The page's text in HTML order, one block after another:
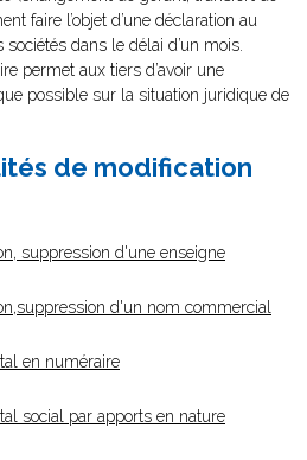
faire l’objet d’une déclaration au
dans le délai d’un mois.
permet aux tiers d’avoir une
possible sur la situation juridique de
de modification
suppression d'une enseigne
d'un nom commercial
en numéraire
social par apports en nature